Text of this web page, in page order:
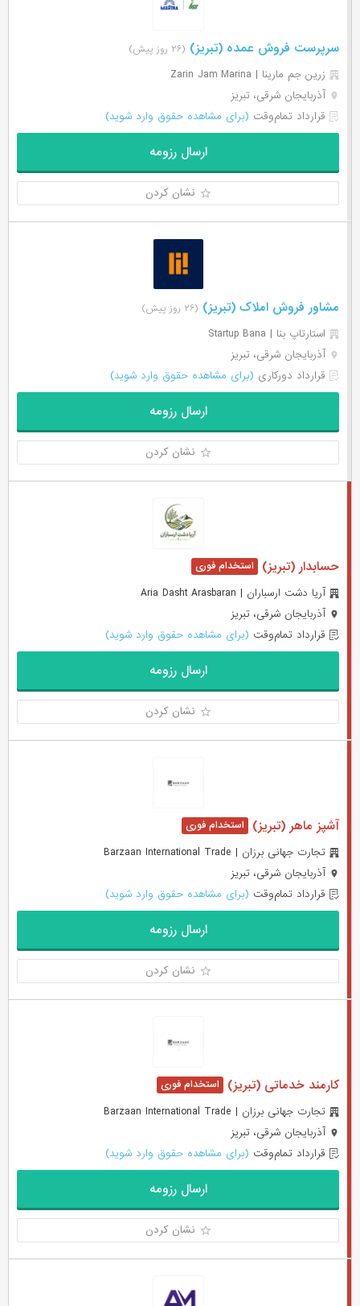
سرپرست فروش عمده (تبریز) (۲۶ روز پیش)
زرین جم مارینا | Zarin Jam Marina
آذربایجان شرقی، تبریز
قرارداد تمام‌وقت (برای مشاهده حقوق وارد شوید)
ارسال رزومه
نشان کردن
مشاور فروش املاک (تبریز) (۲۶ روز پیش)
استارتاپ بنا | Startup Bana
آذربایجان شرقی، تبریز
قرارداد دورکاری (برای مشاهده حقوق وارد شوید)
ارسال رزومه
نشان کردن
حسابدار (تبریز)
آریا دشت ارسباران | Aria Dasht Arasbaran
آذربایجان شرقی، تبریز
قرارداد تمام‌وقت (برای مشاهده حقوق وارد شوید)
ارسال رزومه
نشان کردن
آشپز ماهر (تبریز)
تجارت جهانی برزان | Barzaan International Trade
آذربایجان شرقی، تبریز
قرارداد تمام‌وقت (برای مشاهده حقوق وارد شوید)
ارسال رزومه
نشان کردن
کارمند خدماتی (تبریز)
تجارت جهانی برزان | Barzaan International Trade
آذربایجان شرقی، تبریز
قرارداد تمام‌وقت (برای مشاهده حقوق وارد شوید)
ارسال رزومه
نشان کردن